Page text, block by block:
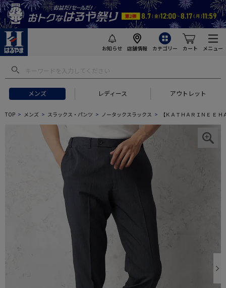
お知らせ 店舗情報 カテゴリー カート メニュー
メンズ レディース アウトレット
TOP メンズ スラックス・パンツ ノータックスラックス 【ＫＡＴＨＡＲＩＮＥ Ｅ